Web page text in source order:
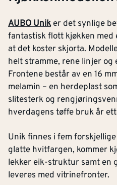
AUBO Uniker det synlige
fantastisk flott kjøkken
at det koster skjorta.
helt stramme, rene linjer
Frontene består av en 16
melamin – en herdeplast
slitesterk og
hverdagens tøffe bruk år
Unik finnes i fem
glatte hvitfargen, kommer
lekker eik-struktur samt en
leveres med vitrinefronter.